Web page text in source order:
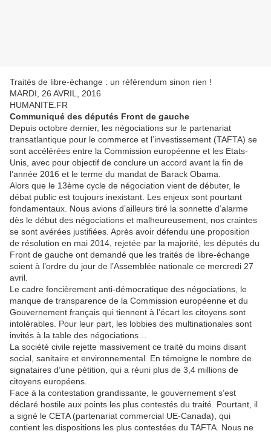
Traités de libre-échange : un référendum sinon rien !
MARDI, 26 AVRIL, 2016
HUMANITE.FR
Communiqué des députés Front de gauche
Depuis octobre dernier, les négociations sur le partenariat
transatlantique pour le commerce et l’investissement (TAFTA) se
sont accélérées entre la Commission européenne et les Etats-
Unis, avec pour objectif de conclure un accord avant la fin de
l’année 2016 et le terme du mandat de Barack Obama.
Alors que le 13ème cycle de négociation vient de débuter, le
débat public est toujours inexistant. Les enjeux sont pourtant
fondamentaux. Nous avions d’ailleurs tiré la sonnette d’alarme
dès le début des négociations et malheureusement, nos craintes
se sont avérées justifiées. Après avoir défendu une proposition
de résolution en mai 2014, rejetée par la majorité, les députés du
Front de gauche ont demandé que les traités de libre-échange
soient à l’ordre du jour de l’Assemblée nationale ce mercredi 27
avril.
Le cadre foncièrement anti-démocratique des négociations, le
manque de transparence de la Commission européenne et du
Gouvernement français qui tiennent à l’écart les citoyens sont
intolérables. Pour leur part, les lobbies des multinationales sont
invités à la table des négociations…
La société civile rejette massivement ce traité du moins disant
social, sanitaire et environnemental. En témoigne le nombre de
signataires d’une pétition, qui a réuni plus de 3,4 millions de
citoyens européens.
Face à la contestation grandissante, le gouvernement s’est
déclaré hostile aux points les plus contestés du traité. Pourtant, il
a signé le CETA (partenariat commercial UE-Canada), qui
contient les dispositions les plus contestées du TAFTA. Nous ne